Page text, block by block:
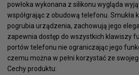
powłoka wykonana z silikonu wygląda
współgrając z obudową telefonu. Smukła
pogrubia urządzenia, zachowują jego
zapewnia dostęp do wszystkich klawiszy
portów telefonu nie ograniczając jego
czemu można w pełni korzystać ze
Cechy produktu: